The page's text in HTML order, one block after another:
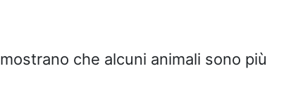
che alcuni animali sono più